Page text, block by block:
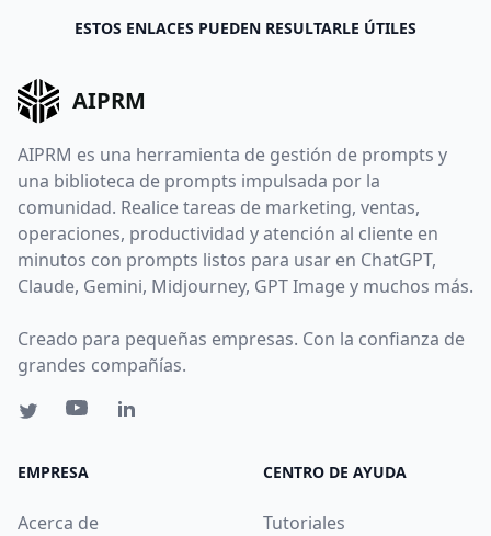
ESTOS ENLACES PUEDEN RESULTARLE ÚTILES
AIPRM
AIPRM es una herramienta de gestión de prompts y
una biblioteca de prompts impulsada por la
comunidad. Realice tareas de marketing, ventas,
operaciones, productividad y atención al cliente en
minutos con prompts listos para usar en ChatGPT,
Claude, Gemini, Midjourney, GPT Image y muchos más.
Creado para pequeñas empresas. Con la confianza de
grandes compañías.
EMPRESA
Acerca de
CENTRO DE AYUDA
Tutoriales